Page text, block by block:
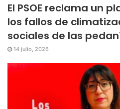
El PSOE reclama un
los fallos de
sociales de las
14 julio, 2026